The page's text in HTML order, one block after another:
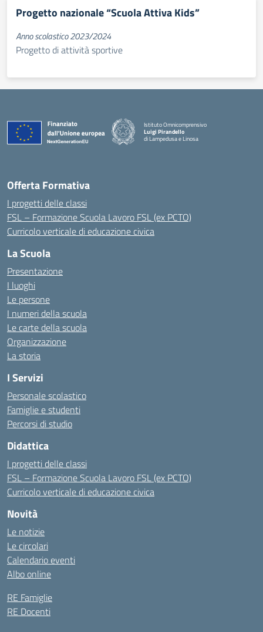
Progetto nazionale “Scuola Attiva Kids”
Anno scolastico 2023/2024
Progetto di attività sportive
Istituto Omnicomprensivo
Luigi Pirandello
di Lampedusa e Linosa
Offerta Formativa
I progetti delle classi
FSL – Formazione Scuola Lavoro FSL (ex PCTO)
Curricolo verticale di educazione civica
La Scuola
Presentazione
I luoghi
Le persone
I numeri della scuola
Le carte della scuola
Organizzazione
La storia
I Servizi
Personale scolastico
Famiglie e studenti
Percorsi di studio
Didattica
I progetti delle classi
FSL – Formazione Scuola Lavoro FSL (ex PCTO)
Curricolo verticale di educazione civica
Novità
Le notizie
Le circolari
Calendario eventi
Albo online
RE Famiglie
RE Docenti